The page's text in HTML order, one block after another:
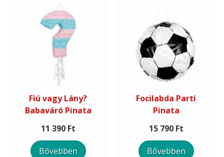
Fiú vagy Lány?
Babaváró Pinata
11 390 Ft
Bővebben
Focilabda Parti
Pinata
15 790 Ft
Bővebben